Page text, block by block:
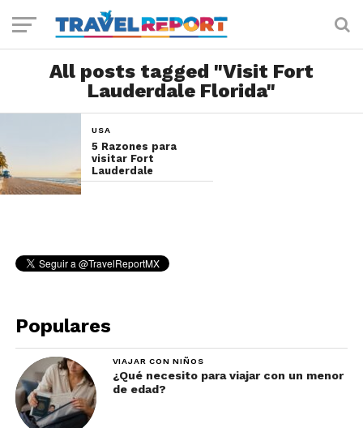
All posts tagged "Visit Fort
Lauderdale Florida"
USA
5 Razones para
visitar Fort
Lauderdale
Populares
VIAJAR CON NIÑOS
¿Qué necesito para viajar con un menor
de edad?